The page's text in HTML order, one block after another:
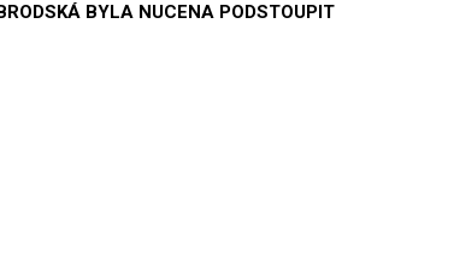
BYLA NUCENA PODSTOUPIT